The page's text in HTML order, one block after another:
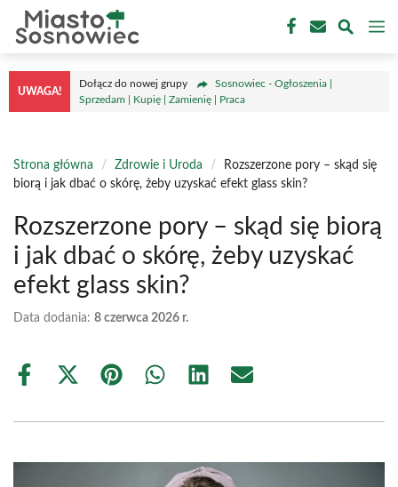
Przejdź
treści
UWAGA!
Dołącz do nowej grupy
Sosnowiec - Ogłoszenia |
Sprzedam | Kupię | Zamienię | Praca
Strona główna / Zdrowie i Uroda /
Rozszerzone pory – skąd się
biorą i jak dbać o skórę, żeby uzyskać efekt glass skin?
Rozszerzone pory – skąd się biorą
i jak dbać o skórę, żeby uzyskać
efekt glass skin?
Data dodania: 8 czerwca 2026 r.
Share
Share
(Twitter)
Share Share Share Share